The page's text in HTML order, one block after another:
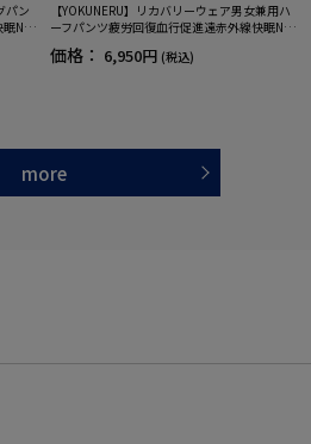
パン
NA
【YOKUNERU】リカバリーウェア男女兼用ハ
ーフパンツ疲労回復血行促進遠赤外線快眠NA
NOMIX(R)【一般医療機器】SS～LLサイズ
価格： 6,950円 (税込)
more